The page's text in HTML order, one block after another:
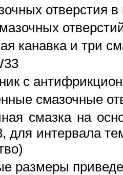
отверстия
канавка и три
с
смазочные
смазка на
для интервала
размеры